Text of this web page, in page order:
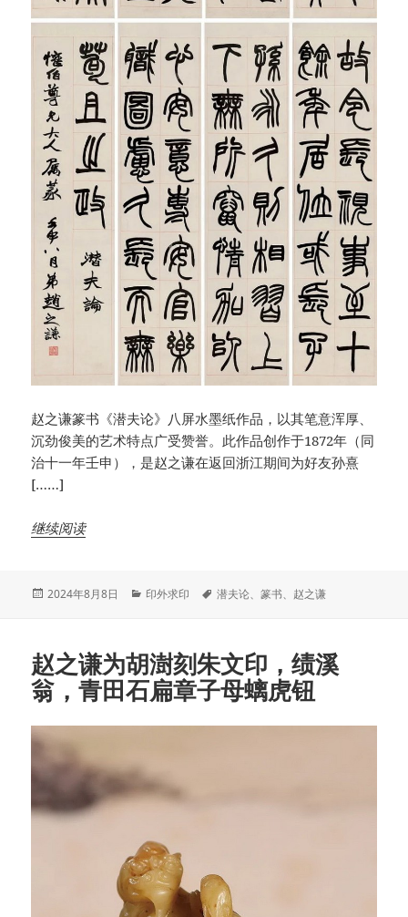
赵之谦篆书《潜夫论》八屏水墨纸作品，以其笔意浑厚、
沉劲俊美的艺术特点广受赞誉。此作品创作于1872年（同
治十一年壬申），是赵之谦在返回浙江期间为好友孙熹
[……]
继续阅读
发
2024年8月8日
分
印外求印
标
潜夫论、篆书、 赵之谦
赵之谦为胡澍刻朱文印，绩溪
翁，青田石扁章子母螭虎钮